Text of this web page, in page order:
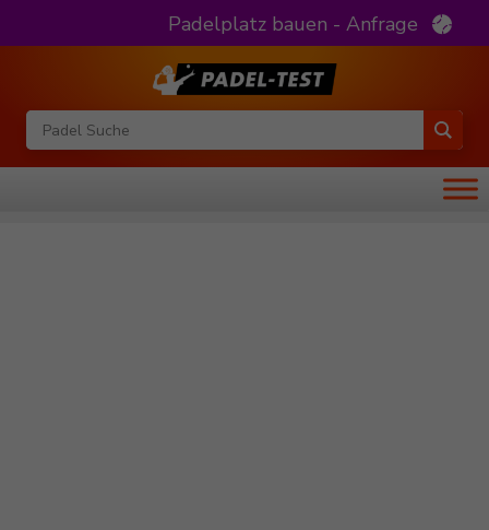
Padelplatz bauen - Anfrage